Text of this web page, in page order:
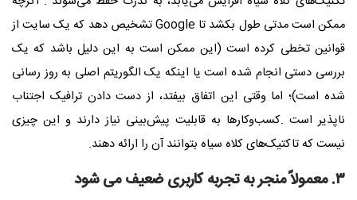
ممکن است مدتی طول بکشد تا Googleتشخیص دهد که یک سایت از
قوانین تخطی کرده است (این ممکن است به این دلیل باشد که یک
بررسی دستی انجام شده است یا اینکه یک الگوریتم اصلی به روز رسانی
شده است)؛ اما وقتی این اتفاق بیفتد، از دست دادن ترافیک اجتناب
ناپذیر است .کسب‌وکارها به قابلیت پیش‌بینی نیاز دارند و این چیزی
نیست که تاکتیک‌های کلاه سیاه بتوانند آن را ارائه دهند.
۳. معمولاً منجر به تجربه کاربری ضعیف می شود